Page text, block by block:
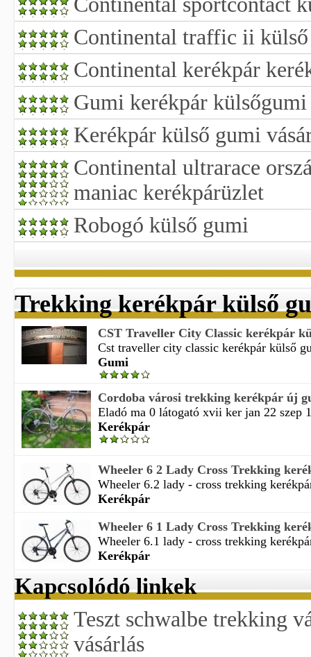
Continental traffic ii
Continental kerékpár
Gumi kerékpár
Kerékpár külső gumi
Continental ultrarace
maniac kerékpárüzlet
Robogó külső gumi
Trekking kerékpár külső
CST Traveller City Classic kerékpár
Cst traveller city classic kerékpár külső
Gumi
Cordoba városi trekking kerékpár új
Eladó ma 0 látogató xvii ker jan 22 szep
Kerékpár
Wheeler 6 2 Lady Cross Trekking
Wheeler 6.2 lady - cross trekking
Kerékpár
Wheeler 6 1 Lady Cross Trekking
Wheeler 6.1 lady - cross trekking
Kerékpár
Kapcsolódó linkek
Teszt schwalbe trekking
vásárlás